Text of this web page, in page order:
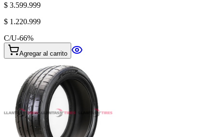
$ 3.599.999
$ 1.220.999
C/U-66%
Agregar al carrito